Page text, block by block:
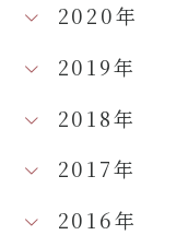
2020年
2019年
2018年
2017年
2016年